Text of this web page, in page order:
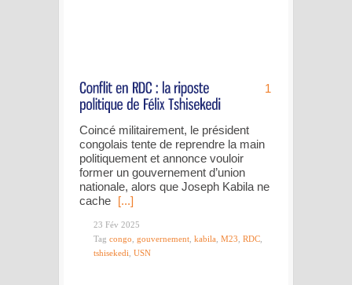
1
Coincé militairement, le président
congolais tente de reprendre la main
politiquement et annonce vouloir
former un gouvernement d’union
nationale, alors que Joseph Kabila ne
cache [...]
23 Fév 2025
Tag congo gouvernement kabila M23 RDC
tshisekedi USN